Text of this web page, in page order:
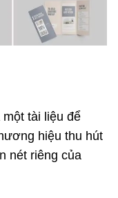
tài liệu để
hiệu thu hút
nét riêng của